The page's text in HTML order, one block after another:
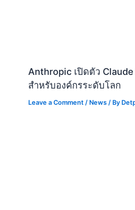
Anthropic เปิดตัว
สำหรับองค์กรระดับโลก
Leave a Comment / News / By